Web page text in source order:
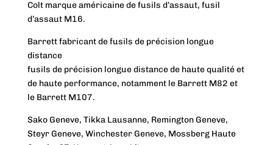
Colt marque américaine de fusils d’assaut, fusil
d’assaut M16.
Barrett fabricant de fusils de précision longue
distance
fusils de précision longue distance de haute qualité et
de haute performance, notamment le Barrett M82 et
le Barrett M107.
Sako Geneve, Tikka Lausanne, Remington Geneve,
Steyr Geneve, Winchester Geneve, Mossberg Haute